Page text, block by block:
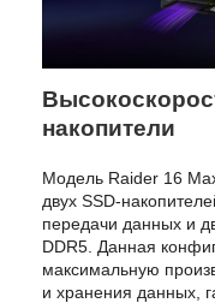
накопители
Модель Raider 16
двух SSD-
передачи данных и
DDR5. Данная
максимальную
и хранения данных,